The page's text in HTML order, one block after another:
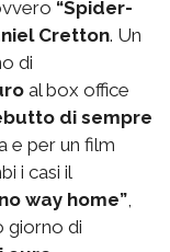
“Spider-
Cretton. Un
di
al box office
di sempre
e per un film
i casi il
way home”
giorno di